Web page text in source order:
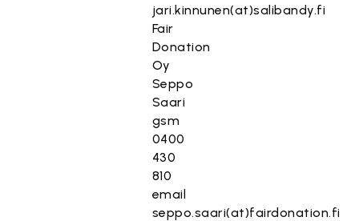
jari.kinnunen(at)salibandy.fi
Fair
Donation
Oy
Seppo
Saari
gsm
0400
430
810
email
seppo.saari(at)fairdonation.fi